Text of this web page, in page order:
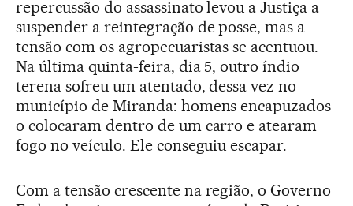
repercussão do assassinato levou a Justiça a
suspender a reintegração de posse, mas a
tensão com os agropecuaristas se acentuou.
Na última quinta-feira, dia 5, outro índio
terena sofreu um atentado, dessa vez no
município de Miranda: homens encapuzados
o colocaram dentro de um carro e atearam
fogo no veículo. Ele conseguiu escapar.
Com a tensão crescente na região, o Governo